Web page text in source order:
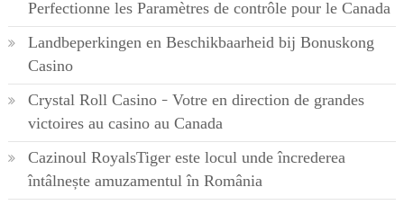
Perfectionne les Paramètres de contrôle pour le Canada
Landbeperkingen en Beschikbaarheid bij Bonuskong
Casino
Crystal Roll Casino – Votre en direction de grandes
victoires au casino au Canada
Cazinoul RoyalsTiger este locul unde încrederea
întâlnește amuzamentul în România